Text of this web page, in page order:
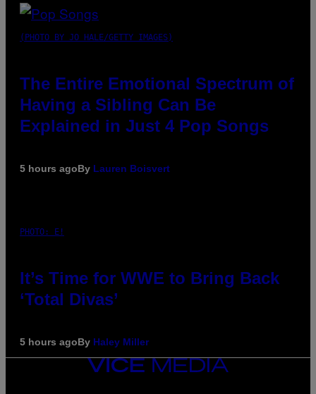
(PHOTO BY JO HALE/GETTY IMAGES)
The Entire Emotional Spectrum of
Having a Sibling Can Be
Explained in Just 4 Pop Songs
5 hours agoBy Lauren Boisvert
PHOTO: E!
It’s Time for WWE to Bring Back
‘Total Divas’
5 hours agoBy Haley Miller
VICE
MEDIA